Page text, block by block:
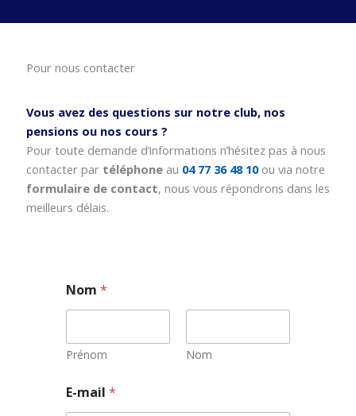
Pour nous contacter
Vous avez des questions sur notre club, nos
pensions ou nos cours ?
Pour toute demande d’informations n’hésitez pas à nous
contacter par téléphoneau 04 77 36 48 10 ou via notre
formulaire de contact, nous vous répondrons dans les
meilleurs délais.
Nom*
Prénom Nom
E-mail*